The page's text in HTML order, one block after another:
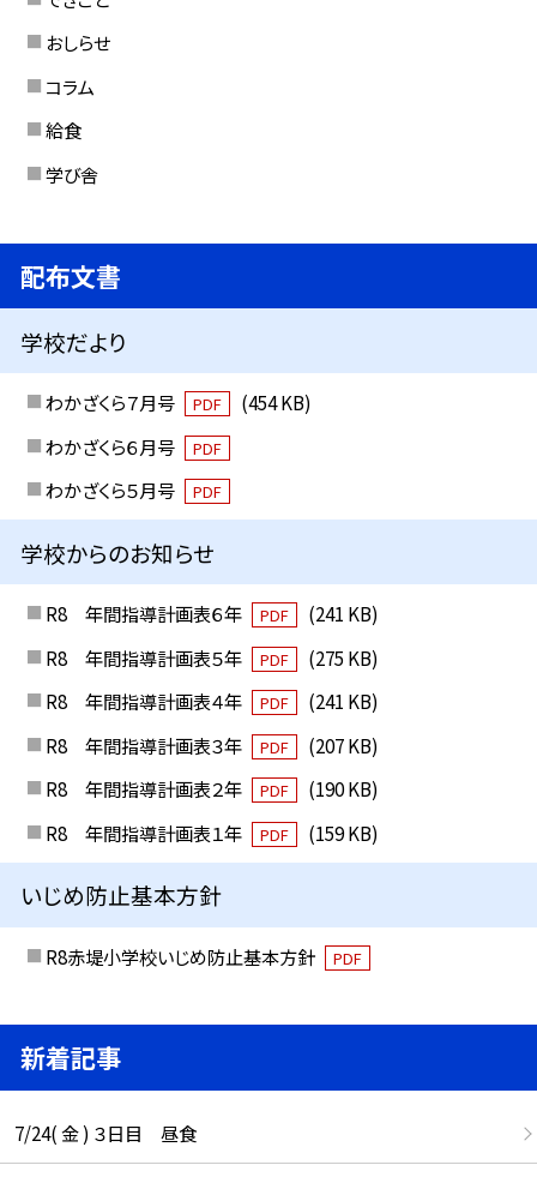
おしらせ
コラム
給食
学び舎
配布文書
学校だより
わかざくら７月号 PDF
(454 KB)
わかざくら６月号
PDF
わかざくら５月号 PDF
学校からのお知らせ
R8 年間指導計画表６年 PDF
(241 KB)
R8 年間指導計画表５年
PDF
(275 KB)
R8 年間指導計画表４年
PDF
(241 KB)
R8 年間指導計画表３年
PDF
(207 KB)
R8 年間指導計画表２年
PDF
(190 KB)
R8 年間指導計画表１年
PDF (159 KB)
いじめ防止基本方針
R8赤堤小学校いじめ防止基本方針 PDF
新着記事
7/24( 金 ) ３日目 昼食